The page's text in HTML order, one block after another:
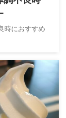
時におすすめ